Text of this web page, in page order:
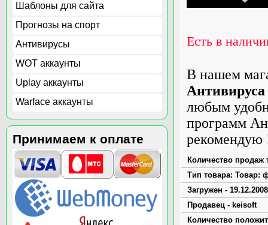
Шаблоны для сайта
Прогнозы на спорт
Антивирусы
WOT аккаунты
Uplay аккаунты
Warface аккаунты
Принимаем к оплате
Есть в
В нашем
любым
программ
рекомендую
Количество продаж
Тип товара: Товар:
Загружен -
Продавец - keisoft
Количество